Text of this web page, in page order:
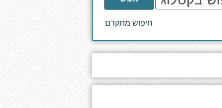
חיפוש מתקדם